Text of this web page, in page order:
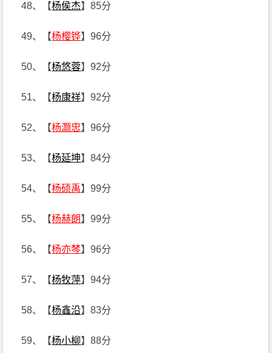
48、【杨侯杰】85分
49、【杨樱铧】96分
50、【杨悠蓉】92分
51、【杨康祥】92分
52、【杨灏忠】96分
53、【杨延坤】84分
54、【杨硕禹】99分
55、【杨赫朗】99分
56、【杨亦棽】96分
57、【杨牧萍】94分
58、【杨鑫沿】83分
59、【杨小柳】88分